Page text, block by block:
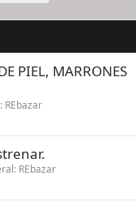
PIEL, MARRONES
REbazar
REbazar